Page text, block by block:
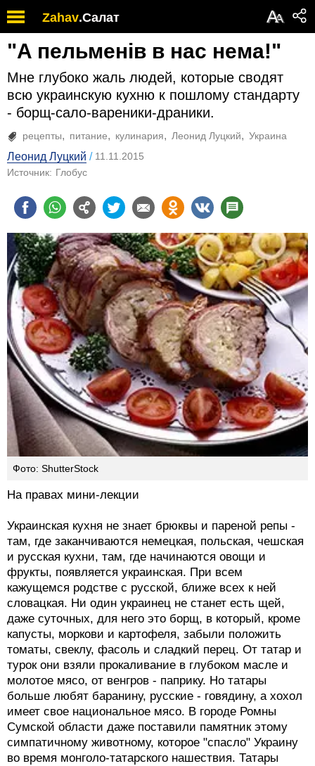
Zahav.Салат АА
"A пельменiв в нас нема!"
Мне глубоко жаль людей, которые сводят
всю украинскую кухню к пошлому стандарту
- борщ-сало-вареники-драники.
рецепты питание кулинария Леонид Луцкий Украина
Леонид Луцкий
11.11.2015
Источник: Глобус
Фото: ShutterStock
На правах мини-лекции
Украинская кухня не знает брюквы и пареной репы -
там, где заканчиваются немецкая, польская, чешская
и русская кухни, там, где начинаются овощи и
фрукты, появляется украинская. При всем
кажущемся родстве с русской, ближе всех к ней
словацкая. Ни один украинец не станет есть щей,
даже суточных, для него это борщ, в который, кроме
капусты, моркови и картофеля, забыли положить
томаты, свеклу, фасоль и сладкий перец. От татар и
турок они взяли прокаливание в глубоком масле и
молотое мясо, от венгров - паприку. Но татары
больше любят баранину, русские - говядину, а хохол
имеет свое национальное мясо. В городе Ромны
Сумской области даже поставили памятник этому
симпатичному животному, которое "спасло" Украину
во время монголо-татарского нашествия. Татары